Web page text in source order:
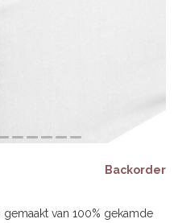
Backorder
van 100% gekamde